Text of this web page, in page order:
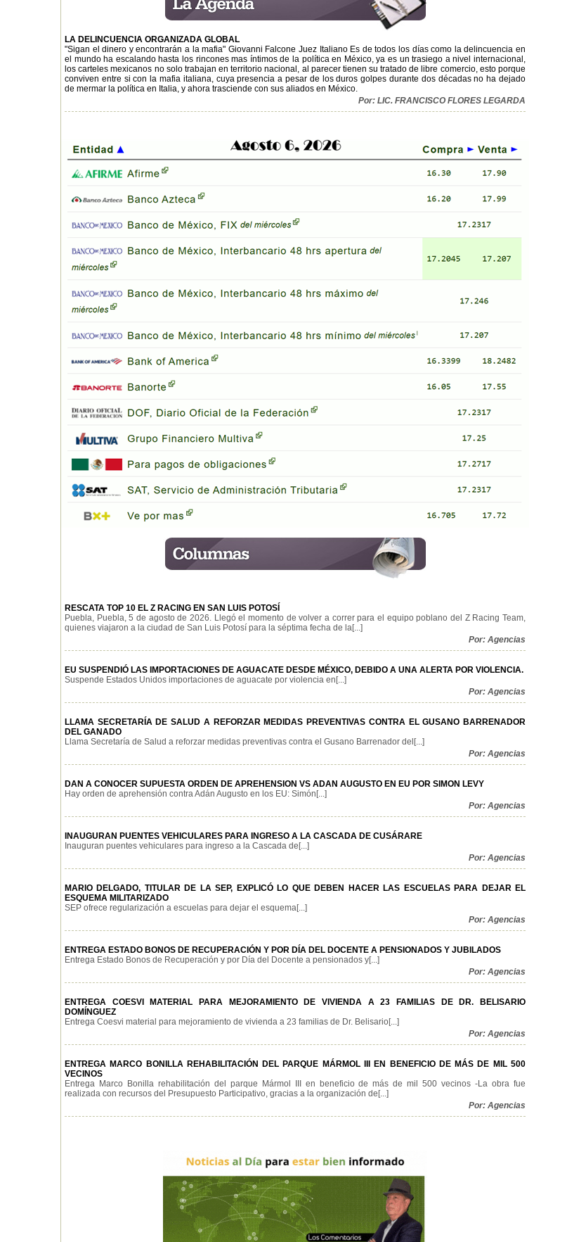
LA DELINCUENCIA ORGANIZADA GLOBAL
"Sigan el dinero y encontrarán a la mafia" Giovanni Falcone Juez Italiano Es de todos los días como la delincuencia en
el mundo ha escalando hasta los rincones mas íntimos de la política en México, ya es un trasiego a nivel internacional,
los carteles mexicanos no solo trabajan en territorio nacional, al parecer tienen su tratado de libre comercio, esto porque
conviven entre si con la mafia italiana, cuya presencia a pesar de los duros golpes durante dos décadas no ha dejado
de mermar la política en Italia, y ahora trasciende con sus aliados en México.
Por: LIC. FRANCISCO FLORES LEGARDA
RESCATA TOP 10 EL Z RACING EN SAN LUIS POTOSÍ
Puebla, Puebla, 5 de agosto de 2026. Llegó el momento de volver a correr para el equipo poblano del Z Racing Team,
quienes viajaron a la ciudad de San Luis Potosí para la séptima fecha de la[...]
Por: Agencias
EU SUSPENDIÓ LAS IMPORTACIONES DE AGUACATE DESDE MÉXICO, DEBIDO A UNA ALERTA POR VIOLENCIA.
Suspende Estados Unidos importaciones de aguacate por violencia en[...]
Por: Agencias
LLAMA SECRETARÍA DE SALUD A REFORZAR MEDIDAS PREVENTIVAS CONTRA EL GUSANO BARRENADOR
DEL GANADO
Llama Secretaría de Salud a reforzar medidas preventivas contra el Gusano Barrenador del[...]
Por: Agencias
DAN A CONOCER SUPUESTA ORDEN DE APREHENSION VS ADAN AUGUSTO EN EU POR SIMON LEVY
Hay orden de aprehensión contra Adán Augusto en los EU: Simón[...]
Por: Agencias
INAUGURAN PUENTES VEHICULARES PARA INGRESO A LA CASCADA DE CUSÁRARE
Inauguran puentes vehiculares para ingreso a la Cascada de[...]
Por: Agencias
MARIO DELGADO, TITULAR DE LA SEP, EXPLICÓ LO QUE DEBEN HACER LAS ESCUELAS PARA DEJAR EL
ESQUEMA MILITARIZADO
SEP ofrece regularización a escuelas para dejar el esquema[...]
Por: Agencias
ENTREGA ESTADO BONOS DE RECUPERACIÓN Y POR DÍA DEL DOCENTE A PENSIONADOS Y JUBILADOS
Entrega Estado Bonos de Recuperación y por Día del Docente a pensionados y[...]
Por: Agencias
ENTREGA COESVI MATERIAL PARA MEJORAMIENTO DE VIVIENDA A 23 FAMILIAS DE DR. BELISARIO
DOMÍNGUEZ
Entrega Coesvi material para mejoramiento de vivienda a 23 familias de Dr. Belisario[...]
Por: Agencias
ENTREGA MARCO BONILLA REHABILITACIÓN DEL PARQUE MÁRMOL III EN BENEFICIO DE MÁS DE MIL 500
VECINOS
Entrega Marco Bonilla rehabilitación del parque Mármol III en beneficio de más de mil 500 vecinos -La obra fue
realizada con recursos del Presupuesto Participativo, gracias a la organización de[...]
Por: Agencias